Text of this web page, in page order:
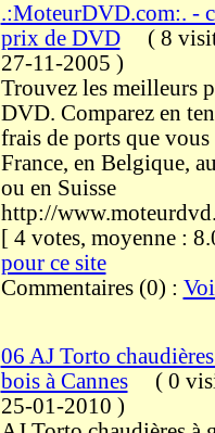
.:MoteurDVD.com:. -
prix de DVD(8
27-11-2005 )
Trouvez les meilleurs
DVD. Comparez en
frais de ports que vous
France, en Belgique,
ou en Suisse
http://
[ 4 votes, moyenne
pour ce site
Commentaires (0) :
06 AJ Torto
bois à Cannes(0
25-01-2010 )